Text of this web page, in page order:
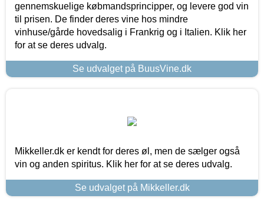
gennemskuelige købmandsprincipper, og levere god vin
til prisen. De finder deres vine hos mindre
vinhuse/gårde hovedsalig i Frankrig og i Italien. Klik her
for at se deres udvalg.
Se udvalget på BuusVine.dk
Mikkeller.dk er kendt for deres øl, men de sælger også
vin og anden spiritus. Klik her for at se deres udvalg.
Se udvalget på Mikkeller.dk